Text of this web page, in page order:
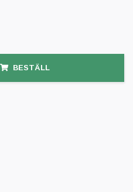
BESTÄLL